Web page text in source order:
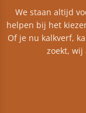
We staan altijd
helpen bij het
Of je nu kalkverf,
zoekt, wij